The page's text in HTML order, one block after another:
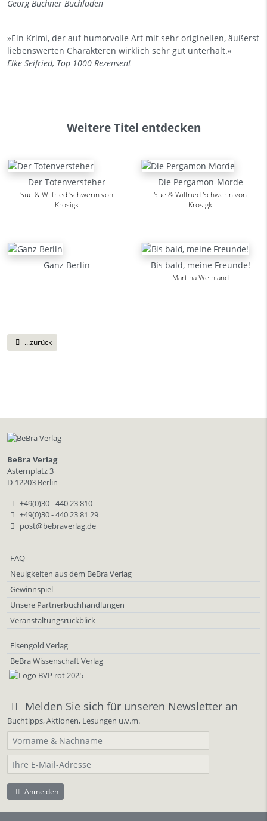
Georg Büchner Buchladen
»Ein Krimi, der auf humorvolle Art mit sehr originellen, äußerst
liebenswerten Charakteren wirklich sehr gut unterhält.«
Elke Seifried, Top 1000 Rezensent
Weitere Titel entdecken
Der Totenversteher
Sue & Wilfried Schwerin von
Krosigk
Die Pergamon-Morde
Sue & Wilfried Schwerin von
Krosigk
Ganz Berlin Bis bald, meine Freunde!
Martina Weinland
...zurück
BeBra Verlag
Asternplatz 3
D-12203 Berlin
+49(0)30 - 440 23 810
+49(0)30 - 440 23 81 29
post@bebraverlag.de
FAQ
Neuigkeiten aus dem BeBra Verlag
Gewinnspiel
Unsere Partnerbuchhandlungen
Veranstaltungsrückblick
Elsengold Verlag
BeBra Wissenschaft Verlag
Melden Sie sich für unseren Newsletter an
Buchtipps, Aktionen, Lesungen u.v.m.
Anmelden